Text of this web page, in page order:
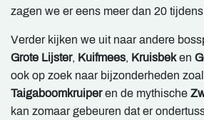
zagen we er eens meer dan 20
Verder kijken we uit naar andere
Grote Lijster, Kuifmees, Kruisbeken
ook op zoek naar bijzonderheden
Taigaboomkruiperen de mythische
kan zomaar gebeuren dat er